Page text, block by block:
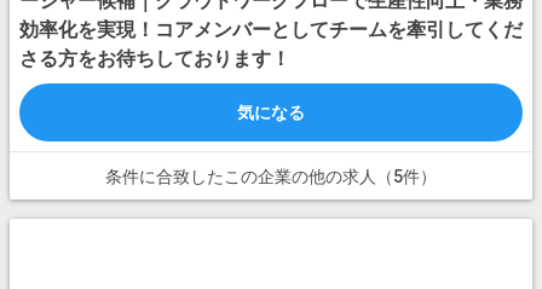
効率化を実現！コアメンバーとしてチームを牽引してくだ
さる方をお待ちしております！
気になる
条件に合致したこの企業の他の求人（5件）